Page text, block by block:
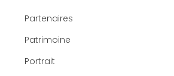
Partenaires
Patrimoine
Portrait